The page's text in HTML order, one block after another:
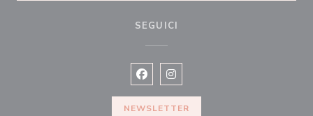
SEGUICI
Facebook ((apre una nuova
Instagram ((apre una nuova
NEWSLETTER